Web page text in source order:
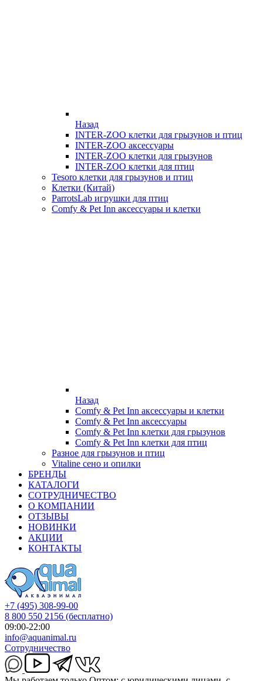
Назад
INTER-ZOO клетки для грызунов и птиц
INTER-ZOO аксессуары
INTER-ZOO клетки для грызунов
INTER-ZOO клетки для птиц
Tesoro клетки для грызунов и птиц
Клетки (Китай)
ParrotsLab игрушки для птиц
Comfy & Pet Inn аксессуары и клетки
Назад
Comfy & Pet Inn аксессуары и клетки
Comfy & Pet Inn аксессуары
Comfy & Pet Inn клетки для грызунов
Comfy & Pet Inn клетки для птиц
Разное для грызунов и птиц
Vitaline сено и опилки
БРЕНДЫ
КАТАЛОГИ
СОТРУДНИЧЕСТВО
О КОМПАНИИ
ОТЗЫВЫ
НОВИНКИ
АКЦИИ
КОНТАКТЫ
+7 (495) 308-99-00
8 800 550 2156 (бесплатно)
09:00-22:00
info@aquanimal.ru
Сотрудничество